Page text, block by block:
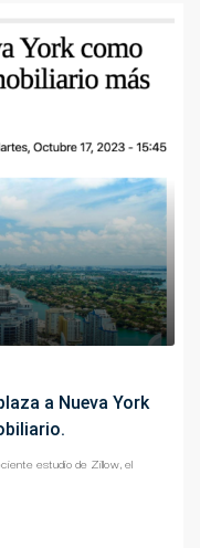
a Nueva York
estudio de Zillow, el